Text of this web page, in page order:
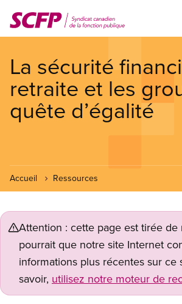
au
contenu
La sécurité
retraite et les
quête d’égalité
Accueil Ressources
Attention : cette page est tirée de
pourrait que notre site Internet
informations plus récentes sur ce
savoir, utilisez notre moteur de